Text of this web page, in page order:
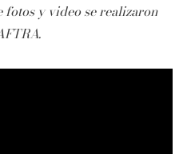
fotos y video se realizaron